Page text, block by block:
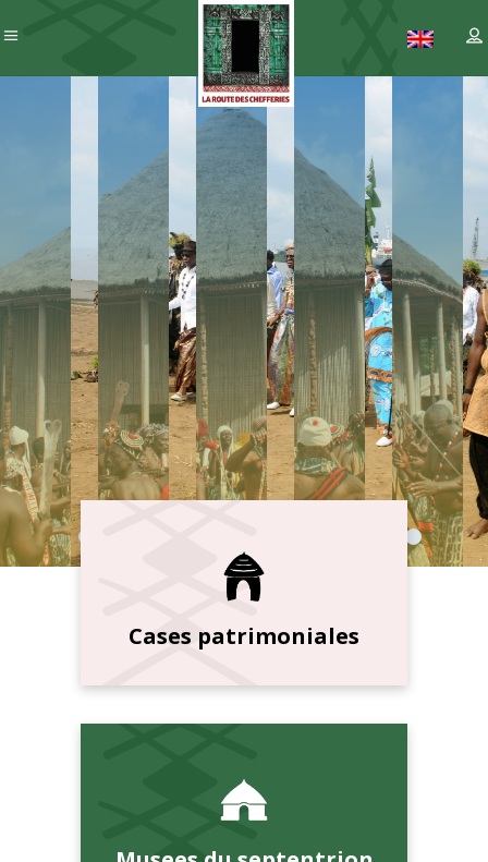
Cases patrimoniales